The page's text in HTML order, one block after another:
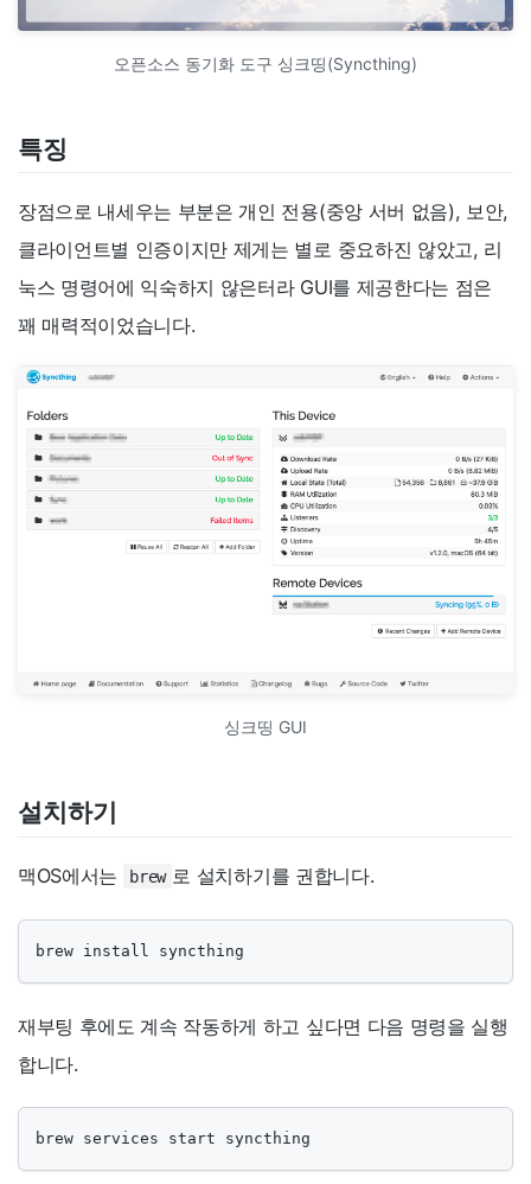
오픈소스 동기화 도구 싱크띵(Syncthing)
특징
장점으로 내세우는 부분은 개인 전용(중앙 서버 없음), 보안,
클라이언트별 인증이지만 제게는 별로 중요하진 않았고, 리
눅스 명령어에 익숙하지 않은터라 GUI를 제공한다는 점은
꽤 매력적이었습니다.
싱크띵 GUI
설치하기
맥OS에서는 brew 로 설치하기를 권합니다.
brew install syncthing
재부팅 후에도 계속 작동하게 하고 싶다면 다음 명령을 실행
합니다.
brew services start syncthing